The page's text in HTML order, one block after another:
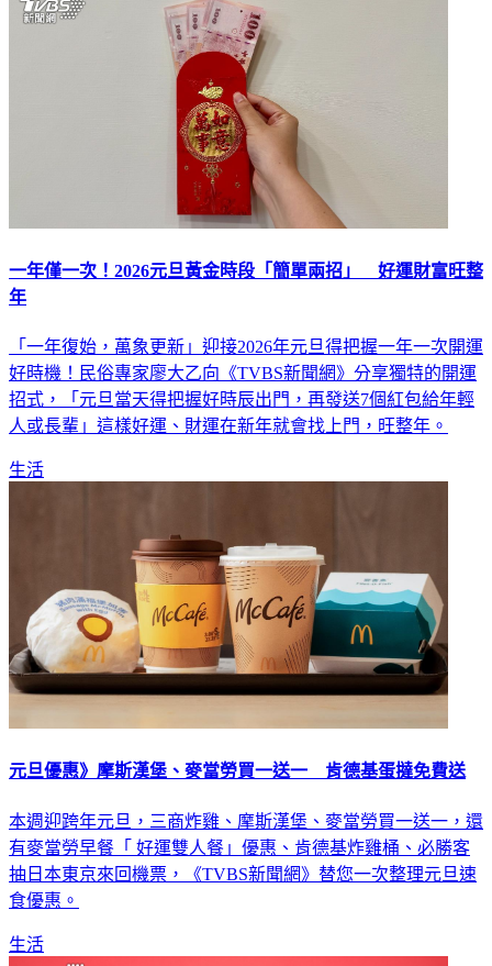
一年僅一次！2026元旦黃金時段「簡單兩招」 好運財富旺整
年
「一年復始，萬象更新」迎接2026年元旦得把握一年一次開運
好時機！民俗專家廖大乙向《TVBS新聞網》分享獨特的開運
招式，「元旦當天得把握好時辰出門，再發送7個紅包給年輕
人或長輩」這樣好運、財運在新年就會找上門，旺整年。
生活
元旦優惠》摩斯漢堡、麥當勞買一送一 肯德基蛋撻免費送
本週迎跨年元旦，三商炸雞、摩斯漢堡、麥當勞買一送一，還
有麥當勞早餐「 好運雙人餐」優惠、肯德基炸雞桶、必勝客
抽日本東京來回機票，《TVBS新聞網》替您一次整理元旦速
食優惠。
生活